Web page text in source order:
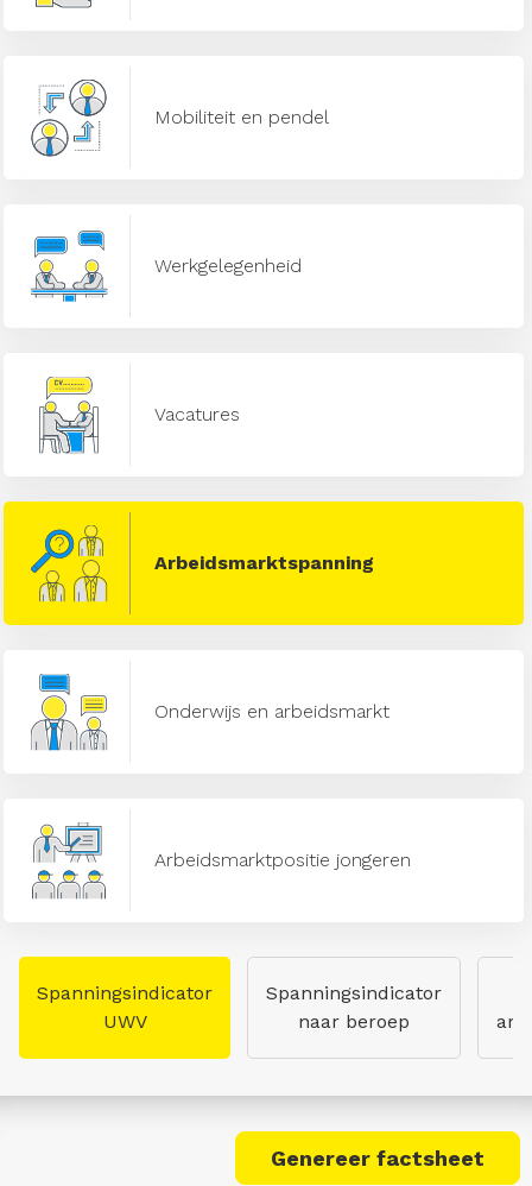
Mobiliteit en pendel
Werkgelegenheid
Vacatures
Arbeidsmarktspanning
Onderwijs en arbeidsmarkt
Arbeidsmarktpositie jongeren
Spanningsindicator
UWV
Spanningsindicator
naar beroep
Genereer factsheet